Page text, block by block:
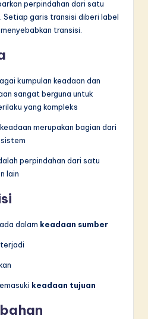
perpindahan dari satu
Setiap garis transisi diberi label
transisi.
kumpulan keadaan dan
sangat berguna untuk
yang kompleks
merupakan bagian dari
perpindahan dari satu
lain
dalam keadaan sumber
terjadi
keadaan tujuan